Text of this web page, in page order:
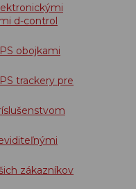
d-control
obojkami
trackery pre
zákazníkov